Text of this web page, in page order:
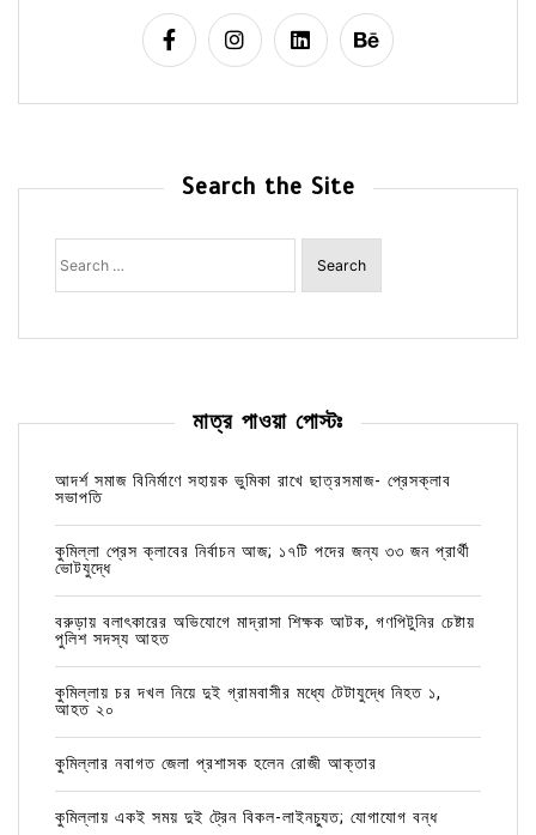
Search the Site
Search
for:
মাত্র পাওয়া পোস্টঃ
আদর্শ সমাজ বিনির্মাণে সহায়ক ভুমিকা রাখে ছাত্রসমাজ- প্রেসক্লাব
সভাপতি
কুমিল্লা প্রেস ক্লাবের নির্বাচন আজ; ১৭টি পদের জন্য ৩৩ জন প্রার্থী
ভোটযুদ্ধে
বরুড়ায় বলাৎকারের অভিযোগে মাদ্রাসা শিক্ষক আটক, গণপিটুনির চেষ্টায়
পুলিশ সদস্য আহত
কুমিল্লায় চর দখল নিয়ে দুই গ্রামবাসীর মধ্যে টেটাযুদ্ধে নিহত ১,
আহত ২০
কুমিল্লার নবাগত জেলা প্রশাসক হলেন রোজী আক্তার
কুমিল্লায় একই সময় দুই ট্রেন বিকল-লাইনচ্যুত; যোগাযোগ বন্ধ